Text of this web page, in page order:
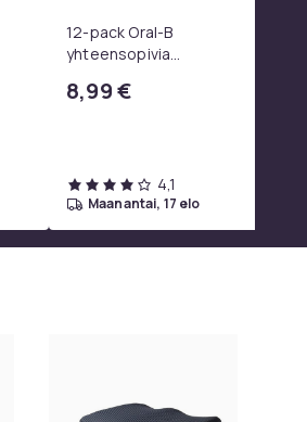
12-pack Oral-B
yhteensopivia
8,99 €
4,1
maanantai, 17 elo